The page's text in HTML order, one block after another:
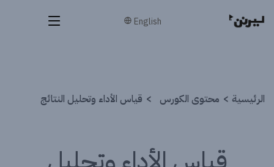
English
الرئيسية محتوى الكورس قياس الأداء وتحليل النتائج